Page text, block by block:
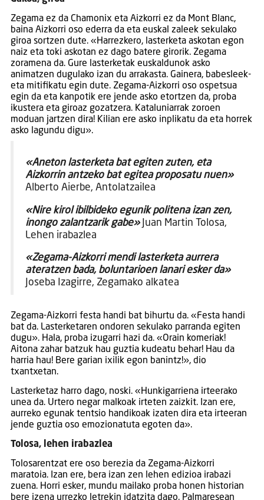
Zegama ez da Chamonix eta Aizkorri ez da Mont Blanc,
baina Aizkorri oso ederra da eta euskal zaleek sekulako
giroa sortzen dute. «Harrezkero, lasterketa askotan egon
naiz eta toki askotan ez dago batere girorik. Zegama
zoramena da. Gure lasterketak euskaldunok asko
animatzen dugulako izan du arrakasta. Gainera, babesleek-
eta mitifikatu egin dute. Zegama-Aizkorri oso ospetsua
egin da eta kanpotik ere jende asko etortzen da, proba
ikustera eta giroaz gozatzera. Kataluniarrak zoroen
moduan jartzen dira! Kilian ere asko inplikatu da eta horrek
asko lagundu digu».
«Aneton lasterketa bat egiten zuten, eta
Aizkorrin antzeko bat egitea proposatu nuen»
Alberto Aierbe, Antolatzailea
«Nire kirol ibilbideko egunik politena izan zen,
inongo zalantzarik gabe»Juan Martin Tolosa,
Lehen irabazlea
«Zegama-Aizkorri mendi lasterketa aurrera
ateratzen bada, boluntarioen lanari esker da»
Joseba Izagirre, Zegamako alkatea
Zegama-Aizkorri festa handi bat bihurtu da. «Festa handi
bat da. Lasterketaren ondoren sekulako parranda egiten
dugu». Hala, proba izugarri hazi da. «Orain komeriak!
Aitona zahar batzuk hau guztia kudeatu behar! Hau da
harria hau! Bere garian ixilik egon banintz!», dio
txantxetan.
Lasterketaz harro dago, noski. «Hunkigarriena irteerako
unea da. Urtero negar malkoak irteten zaizkit. Izan ere,
aurreko egunak tentsio handikoak izaten dira eta irteeran
jende guztia oso emozionatuta egoten da».
Tolosa, lehen irabazlea
Tolosarentzat ere oso berezia da Zegama-Aizkorri
maratoia. Izan ere, bera izan zen lehen edizioa irabazi
zuena. Horri esker, mundu mailako proba honen historian
bere izena urrezko letrekin idatzita dago. Palmaresean